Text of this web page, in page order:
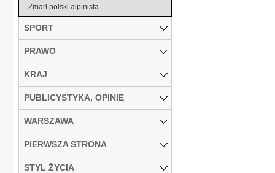
Zmarł polski alpinista
SPORT
PRAWO
KRAJ
PUBLICYSTYKA, OPINIE
WARSZAWA
PIERWSZA STRONA
STYL ŻYCIA